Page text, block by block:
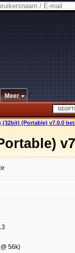
Meer
(32bit) (Portable) v7.0.0
56k)